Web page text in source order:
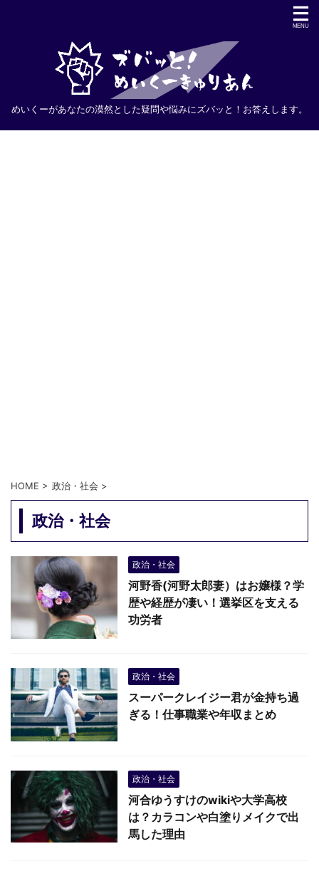
めいくーがあなたの漠然とした疑問や悩みにズバッと！お答えします。
HOME > 政治・社会 >
政治・社会
政治・社会
河野香(河野太郎妻）はお嬢様？学
歴や経歴が凄い！選挙区を支える
功労者
政治・社会
スーパークレイジー君が金持ち過
ぎる！仕事職業や年収まとめ
政治・社会
河合ゆうすけのwikiや大学高校
は？カラコンや白塗りメイクで出
馬した理由